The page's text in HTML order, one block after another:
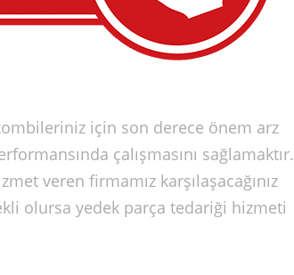
için son derece önem arz
çalışmasını sağlamaktır.
veren firmamız karşılaşacağınız
olursa yedek parça tedariği hizmeti